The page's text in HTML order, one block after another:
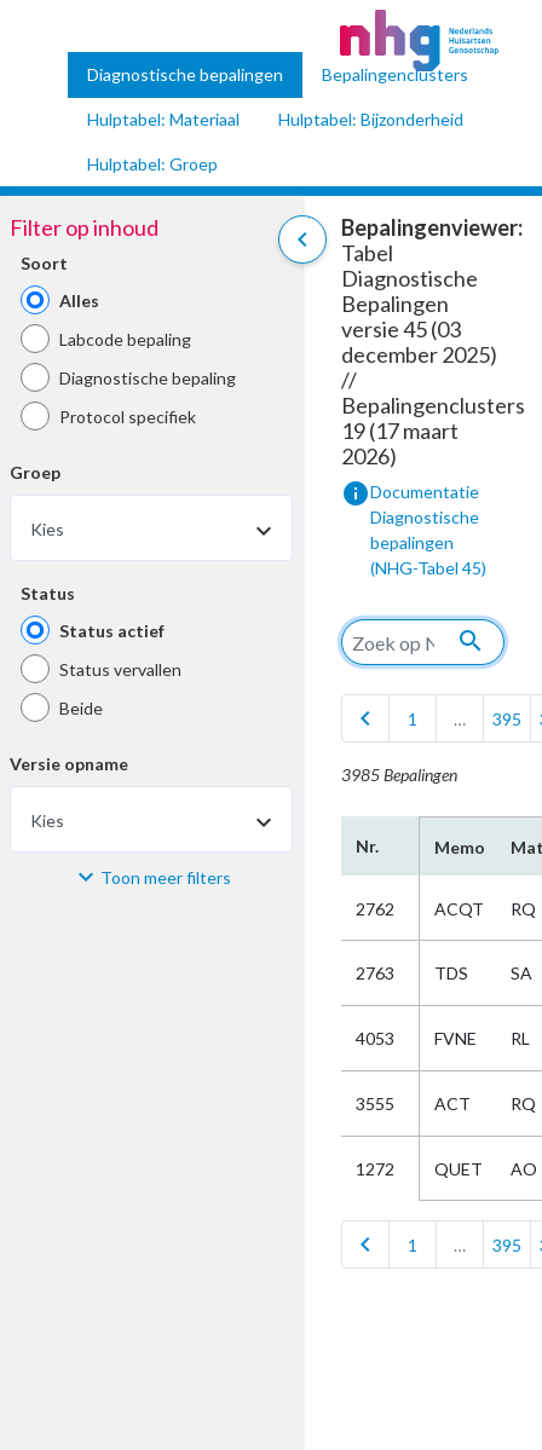
Diagnostische bepalingen Bepalingenclusters
Hulptabel: Materiaal Hulptabel: Bijzonderheid
Hulptabel: Groep
chevron_left
Filter op inhoud
Soort
Alles
Labcode bepaling
Diagnostische bepaling
Protocol specifiek
Groep
Kies
Status
Status actief
Status vervallen
Beide
Versie opname
Kies
Materiaal Toon meer filters
Bepalingenviewer:
Tabel
Diagnostische
Bepalingen
versie 45 (03
december 2025)
//
Bepalingenclusters
19 (17 maart
2026)
infoDocumentatie
Diagnostische
bepalingen
(NHG-Tabel 45)
search
chevron_left 1 … 395
3985 Bepalingen
Nr. Memo
2762 ACQT RQ
2763 TDS SA
4053 FVNE RL
3555 ACT RQ
1272 QUET AO
chevron_left 1 … 395